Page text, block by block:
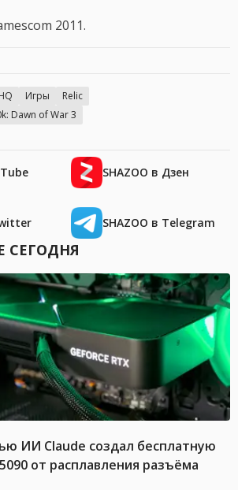
2011.
Игры
Relic
Dawn of War 3
SHAZOO в Дзен
SHAZOO в Telegram
СЕГОДНЯ
ИИ Claude создал бесплатную
от расплавления разъёма